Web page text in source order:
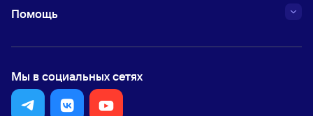
Помощь
Мы в социальных сетях